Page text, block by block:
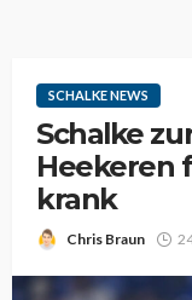
SCHALKE NEWS
Schalke
Heekeren
krank
Chris Braun